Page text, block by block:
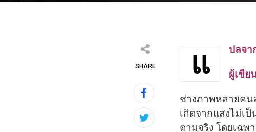
SHARE แ ปลจา
ผู้เขีย
ช่างภาพหลายคน
เกิดจากแสงไม่เ
ตามจริง โดยเฉ